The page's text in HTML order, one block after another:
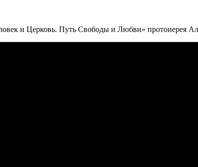
и Церковь. Путь Свободы и Любви» протоиерея